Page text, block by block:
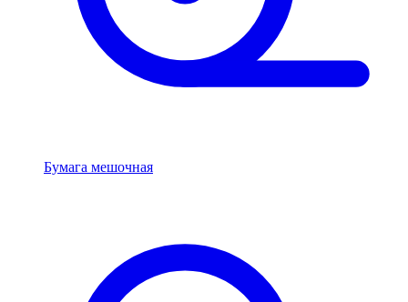
Бумага мешочная